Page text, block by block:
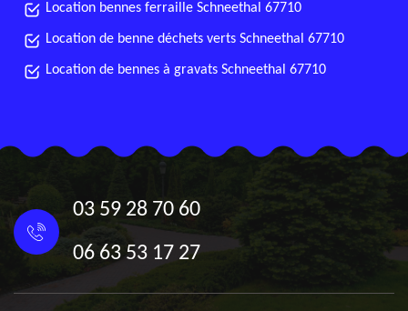
Location bennes ferraille Schneethal 67710
Location de benne déchets verts Schneethal 67710
Location de bennes à gravats Schneethal 67710
03 59 28 70 60
06 63 53 17 27